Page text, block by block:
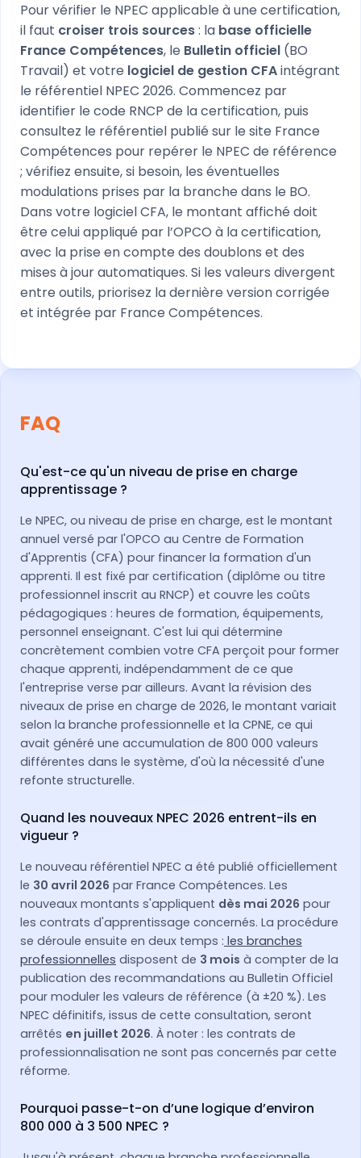
Pour vérifier le NPEC applicable à une certification,
il faut croiser trois sources: la base officielle
France Compétences, le Bulletin officiel (BO
Travail) et votre logiciel de gestion CFAintégrant
le référentiel NPEC 2026. Commencez par
identifier le code RNCP de la certification, puis
consultez le référentiel publié sur le site France
Compétences pour repérer le NPEC de référence
; vérifiez ensuite, si besoin, les éventuelles
modulations prises par la branche dans le BO.
Dans votre logiciel CFA, le montant affiché doit
être celui appliqué par l’OPCO à la certification,
avec la prise en compte des doublons et des
mises à jour automatiques. Si les valeurs divergent
entre outils, priorisez la dernière version corrigée
et intégrée par France Compétences.
FAQ
Qu'est-ce qu'un niveau de prise en charge
apprentissage ?
Le NPEC, ou niveau de prise en charge, est le montant
annuel versé par l'OPCO au Centre de Formation
d'Apprentis (CFA) pour financer la formation d'un
apprenti. Il est fixé par certification (diplôme ou titre
professionnel inscrit au RNCP) et couvre les coûts
pédagogiques : heures de formation, équipements,
personnel enseignant. C'est lui qui détermine
concrètement combien votre CFA perçoit pour former
chaque apprenti, indépendamment de ce que
l'entreprise verse par ailleurs. Avant la révision des
niveaux de prise en charge de 2026, le montant variait
selon la branche professionnelle et la CPNE, ce qui
avait généré une accumulation de 800 000 valeurs
différentes dans le système, d'où la nécessité d'une
refonte structurelle.
Quand les nouveaux NPEC 2026 entrent-ils en
vigueur ?
Le nouveau référentiel NPEC a été publié officiellement
le 30 avril 2026 par France Compétences. Les
nouveaux montants s'appliquent dès mai 2026 pour
les contrats d'apprentissage concernés. La procédure
se déroule ensuite en deux temps : les branches
professionnelles disposent de 3 mois à compter de la
publication des recommandations au Bulletin Officiel
pour moduler les valeurs de référence (à ±20 %). Les
NPEC définitifs, issus de cette consultation, seront
arrêtés en juillet 2026. À noter : les contrats de
professionnalisation ne sont pas concernés par cette
réforme.
Pourquoi passe-t-on d’une logique d’environ
800 000 à 3 500 NPEC ?